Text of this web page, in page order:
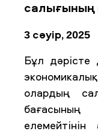
ТҮЛЕКТЕР ENDOWMENT
салығының
3 сәуір, 2025
Бұл дәрісте
олардың
бағасының